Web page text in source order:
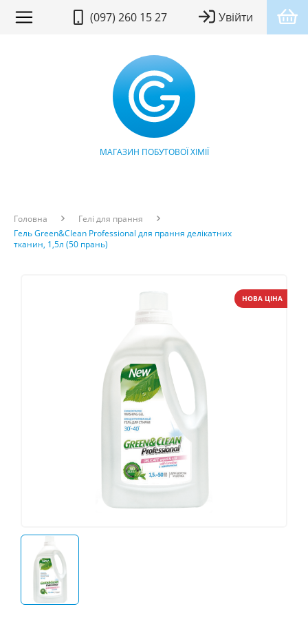
(097) 260 15 27 Увійти
МАГАЗИН ПОБУТОВОЇ ХІМІЇ
Головна
Гелі для прання
Гель Green&Clean Professional для прання делікатних
тканин, 1,5л (50 прань)
НОВА ЦІНА